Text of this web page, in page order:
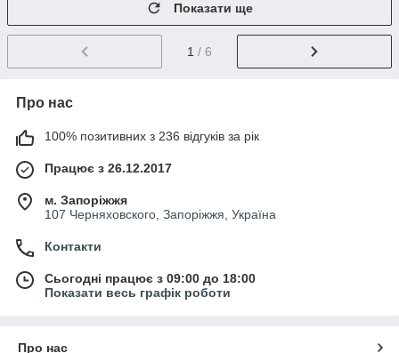
Показати ще
1 / 6
Про нас
100% позитивних з 236 відгуків за рік
Працює з 26.12.2017
м. Запоріжжя
107 Черняховского, Запоріжжя, Україна
Контакти
Сьогодні працює з 09:00 до 18:00
Показати весь графік роботи
Про нас